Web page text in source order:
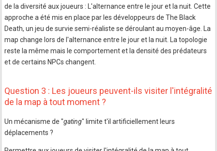
de la diversité aux joueurs : L'alternance entre le jour et la nuit. Cette
approche a été mis en place par les développeurs de The Black
Death, un jeu de survie semi-réaliste se déroulant au moyen-âge. La
map change lors de l'alternance entre le jour et la nuit. La topologie
reste la même mais le comportement et la densité des prédateurs
et de certains NPCs changent.
Question 3 : Les joueurs peuvent-ils visiter l'intégralité
de la map à tout moment ?
Un mécanisme de "gating" limite t'il artificiellement leurs
déplacements ?